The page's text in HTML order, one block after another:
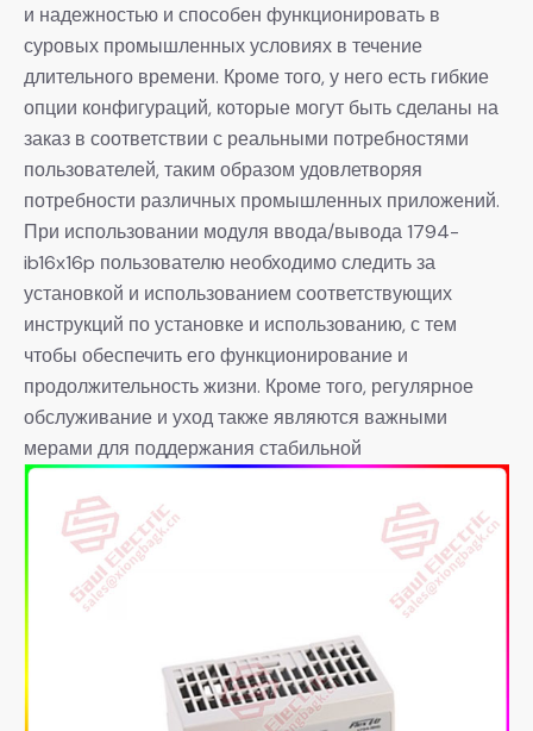
и надежностью и способен функционировать в
суровых промышленных условиях в течение
длительного времени. Кроме того, у него есть гибкие
опции конфигураций, которые могут быть сделаны на
заказ в соответствии с реальными потребностями
пользователей, таким образом удовлетворяя
потребности различных промышленных приложений.
При использовании модуля ввода/вывода 1794-
ib16x16p пользователю необходимо следить за
установкой и использованием соответствующих
инструкций по установке и использованию, с тем
чтобы обеспечить его функционирование и
продолжительность жизни. Кроме того, регулярное
обслуживание и уход также являются важными
мерами для поддержания стабильной